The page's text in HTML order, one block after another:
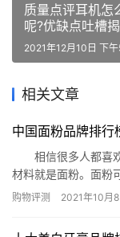
质量点评耳机怎
呢?优缺点吐槽
2021年12月10日 下
相关文章
中国面粉品牌排行
相信很多人都喜欢
材料就是面粉。面粉
对面粉质量的要求就
购物评测 2021年10月8